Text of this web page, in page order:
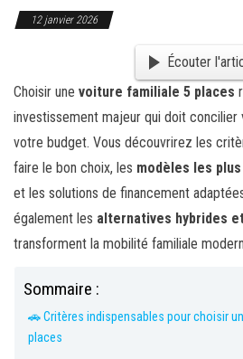
12 janvier 2026
Écouter
Choisir une voiture familiale 5 places
investissement majeur qui doit
votre budget. Vous découvrirez les
faire le bon choix, les modèles les
et les solutions de financement
également les alternatives hybrides
transforment la mobilité familiale
Sommaire :
🚗 Critères indispensables pour choisir
places